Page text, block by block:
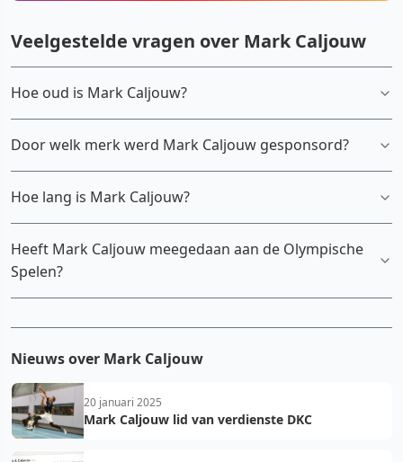
Veelgestelde vragen over Mark Caljouw
Hoe oud is Mark Caljouw?
Door welk merk werd Mark Caljouw gesponsord?
Hoe lang is Mark Caljouw?
Heeft Mark Caljouw meegedaan aan de Olympische
Spelen?
Nieuws over Mark Caljouw
20 januari 2025
Mark Caljouw lid van verdienste DKC